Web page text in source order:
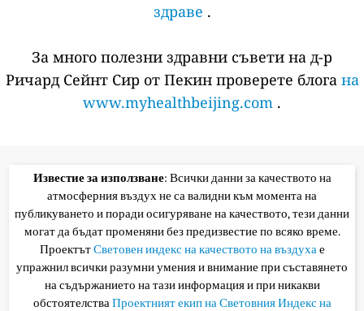
здраве .
За много полезни здравни съвети на д-р
Ричард Сейнт Сир от Пекин проверете блога на
www.myhealthbeijing.com .
Известие за използване: Всички данни за качеството на
атмосферния въздух не са валидни към момента на
публикуването и поради осигуряване на качеството, тези данни
могат да бъдат променяни без предизвестие по всяко време.
ПроектътСветовен индекс на качеството на въздухае
упражнил всички разумни умения и внимание при съставянето
на съдържанието на тази информация и при никакви
обстоятелстваПроектният екип на Световния Индекс на